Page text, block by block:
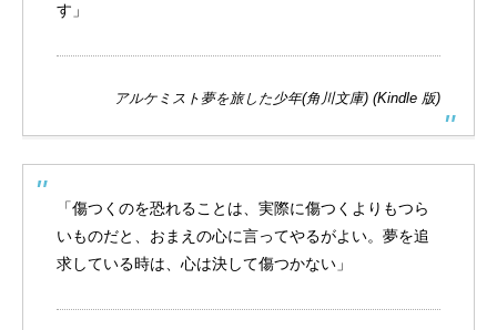
す」
アルケミスト夢を旅した少年(角川文庫) (Kindle 版)
「傷つくのを恐れることは、実際に傷つくよりもつら
いものだと、おまえの心に言ってやるがよい。夢を追
求している時は、心は決して傷つかない」